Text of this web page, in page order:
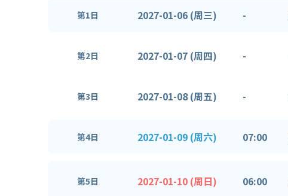
第1日 2027-01-06 (周三) -
第2日 2027-01-07 (周四) -
第3日 2027-01-08 (周五) -
第4日 2027-01-09 (周六) 07:00
第5日 2027-01-10 (周日) 06:00